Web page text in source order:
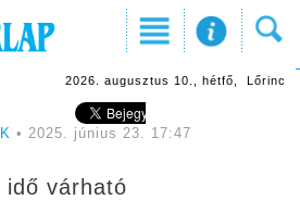
2026. augusztus 10., hétfő, Lőrinc
• 2025. június 23. 17:47
idő várható